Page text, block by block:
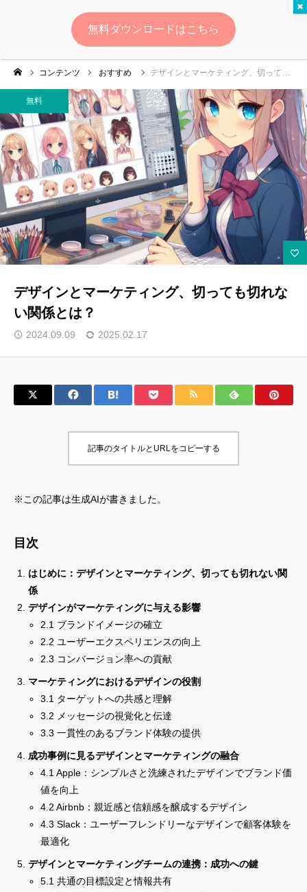
無料
コンテンツ おすすめ デザインとマーケティング、切っても切れない関係とは？
無料
デザインとマーケティング、切っても切れな
い関係とは？
2024.09.09 2025.02.17
記事のタイトルとURLをコピーする
※この記事は生成AIが書きました。
目次
はじめに：デザインとマーケティング、切っても切れない関
係
デザインがマーケティングに与える影響
2.1 ブランドイメージの確立
2.2 ユーザーエクスペリエンスの向上
2.3 コンバージョン率への貢献
マーケティングにおけるデザインの役割
3.1 ターゲットへの共感と理解
3.2 メッセージの視覚化と伝達
3.3 一貫性のあるブランド体験の提供
成功事例に見るデザインとマーケティングの融合
4.1 Apple：シンプルさと洗練されたデザインでブランド価
値を向上
4.2 Airbnb：親近感と信頼感を醸成するデザイン
4.3 Slack：ユーザーフレンドリーなデザインで顧客体験を
最適化
デザインとマーケティングチームの連携：成功への鍵
5.1 共通の目標設定と情報共有
ログイン 会員登録
ゆいマーケとは？
実績・お客様の声
無料診断
イベント・セミナー情報
コンテンツ
LINEお友達登録
スポンサー登録
サロン会員登録
ログイン
利用規約
運営会社
無料ダウンロードはこちら